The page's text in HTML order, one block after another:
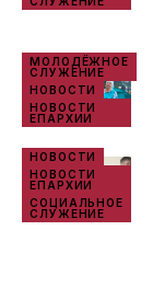
МОЛОДЁЖНОЕ
СЛУЖЕНИЕ
НОВОСТИ
НОВОСТИ
ЕПАРХИИ
НОВОСТИ
НОВОСТИ
ЕПАРХИИ
СОЦИАЛЬНОЕ
СЛУЖЕНИЕ